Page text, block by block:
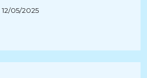
12/05/2025